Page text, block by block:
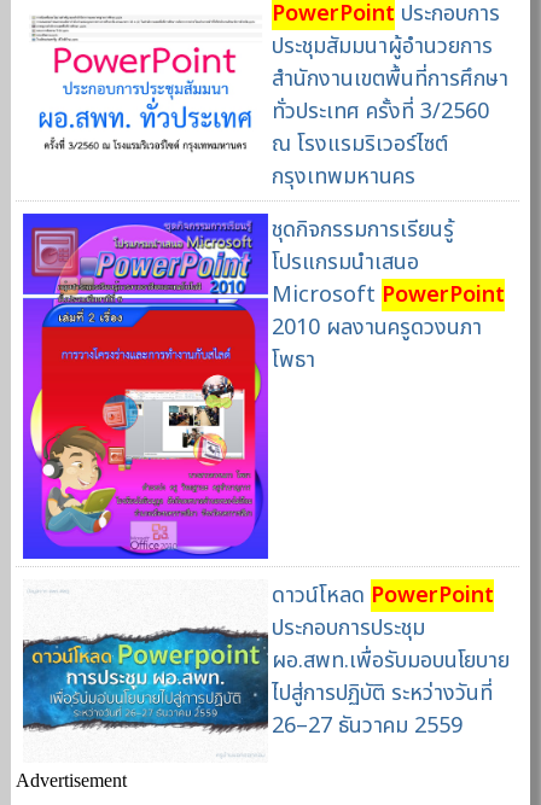
PowerPoint ประกอบการ
ประชุมสัมมนาผู้อำนวยการ
สำนักงานเขตพื้นที่การศึกษา
ทั่วประเทศ ครั้งที่ 3/2560
ณ โรงแรมริเวอร์ไซต์
กรุงเทพมหานคร
ชุดกิจกรรมการเรียนรู้
โปรแกรมนำเสนอ
Microsoft PowerPoint
2010 ผลงานครูดวงนภา
โพธา
ดาวน์โหลด PowerPoint
ประกอบการประชุม
ผอ.สพท.เพื่อรับมอบนโยบาย
ไปสู่การปฏิบัติ ระหว่างวันที่
26–27 ธันวาคม 2559
Advertisement